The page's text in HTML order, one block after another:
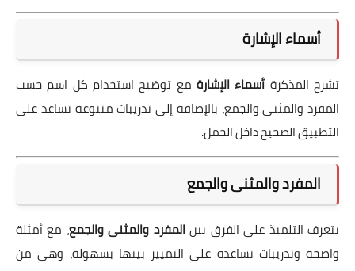
أسماء الإشارة
تشرح المذكرة أسماء الإشارة مع توضيح استخدام كل اسم حسب
المفرد والمثنى والجمع، بالإضافة إلى تدريبات متنوعة تساعد على
التطبيق الصحيح داخل الجمل.
المفرد والمثنى والجمع
يتعرف التلميذ على الفرق بينالمفرد والمثنى والجمع، مع أمثلة
واضحة وتدريبات تساعده على التمييز بينها بسهولة، وهي من